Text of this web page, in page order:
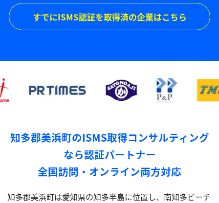
すでにISMS認証を取得済の企業はこちら
知多郡美浜町のISMS取得コンサルティング
なら認証パートナー
全国訪問・オンライン両方対応
知多郡美浜町は愛知県の知多半島に位置し、南知多ビーチ